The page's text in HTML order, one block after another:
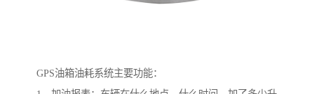
GPS油箱油耗系统主要功能：